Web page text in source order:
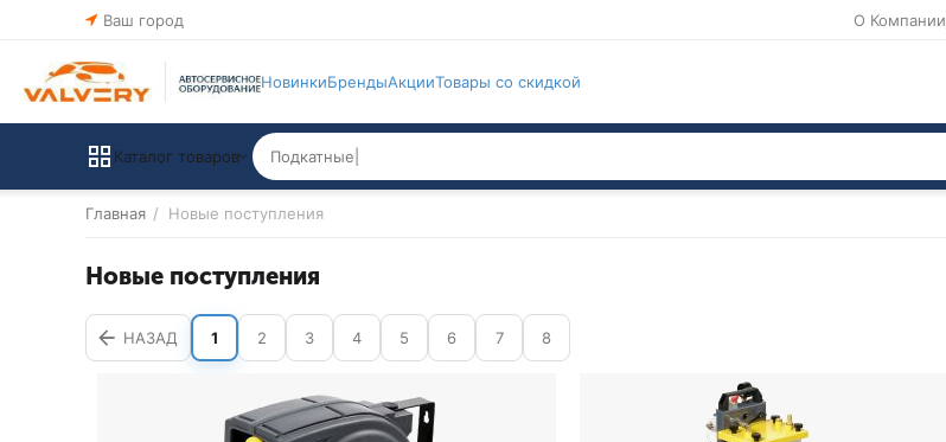
Ваш город О Компании
НовинкиБрендыАкцииТовары со скидкой
Каталог товаров
Главная / Новые поступления
Новые поступления
НАЗАД 1 2 3 4 5 6 7 8